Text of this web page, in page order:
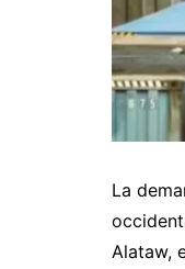
La
Alataw,